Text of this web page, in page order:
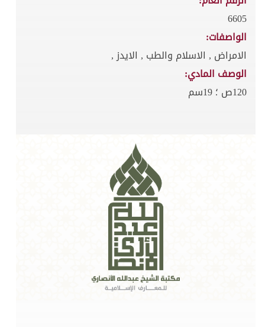
6605
الواصفات:
الامراض , الاسلام والطب , الايدز ,
الوصف المادي:
120ص ؛ 19سم